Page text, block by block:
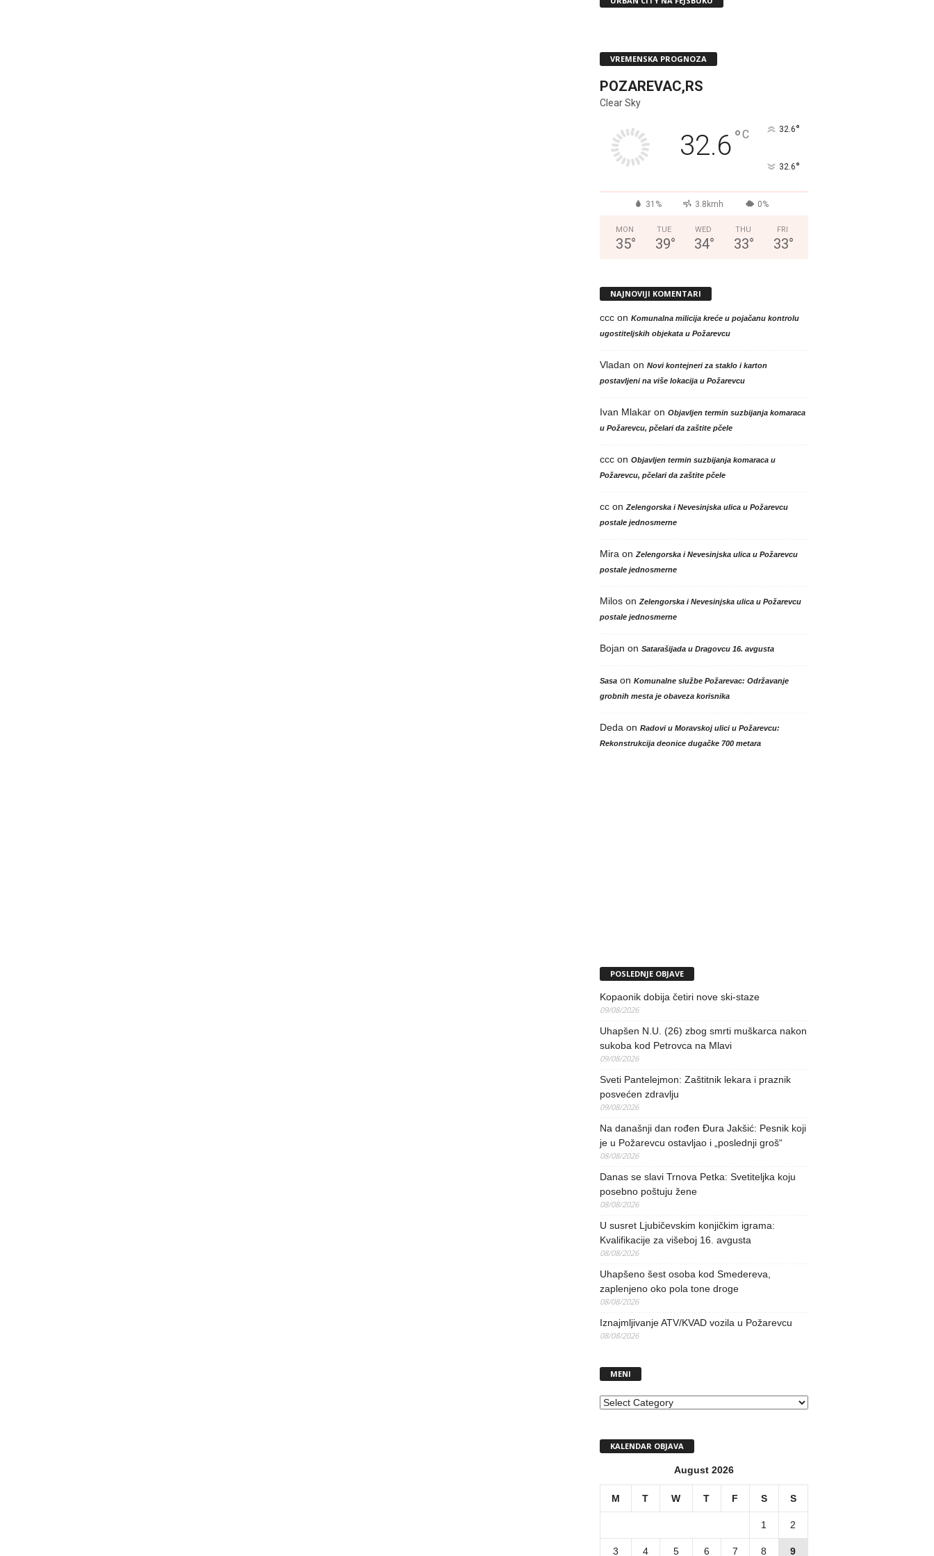
VREMENSKA PROGNOZA
POZAREVAC,RS
Clear Sky
32.6°C 32.6°
32.6°
31% 3.8kmh 0%
MON
35°
TUE
39°
WED
34°
THU
33°
FRI
33°
NAJNOVIJI KOMENTARI
cccon Komunalna milicija kreće u pojačanu kontrolu
ugostiteljskih objekata u Požarevcu
Vladan on Novi kontejneri za staklo i karton
postavljeni na više lokacija u Požarevcu
Ivan Mlakaron Objavljen termin suzbijanja komaraca
u Požarevcu, pčelari da zaštite pčele
cccon Objavljen termin suzbijanja komaraca u
Požarevcu, pčelari da zaštite pčele
ccon Zelengorska i Nevesinjska ulica u Požarevcu
postale jednosmerne
Mira on Zelengorska i Nevesinjska ulica u Požarevcu
postale jednosmerne
Miloson Zelengorska i Nevesinjska ulica u Požarevcu
postale jednosmerne
Bojan on Satarašijada u Dragovcu 16. avgusta
Sasaon Komunalne službe Požarevac: Održavanje
grobnih mesta je obaveza korisnika
Deda on Radovi u Moravskoj ulici u Požarevcu:
Rekonstrukcija deonice dugačke 700 metara
POSLEDNJE OBJAVE
Kopaonik dobija četiri nove ski-staze
09/08/2026
Uhapšen N.U. (26) zbog smrti muškarca nakon
sukoba kod Petrovca na Mlavi
09/08/2026
Sveti Pantelejmon: Zaštitnik lekara i praznik
posvećen zdravlju
09/08/2026
Na današnji dan rođen Đura Jakšić: Pesnik koji
je u Požarevcu ostavljao i „poslednji groš“
08/08/2026
Danas se slavi Trnova Petka: Svetiteljka koju
posebno poštuju žene
08/08/2026
U susret Ljubičevskim konjičkim igrama:
Kvalifikacije za višeboj 16. avgusta
08/08/2026
Uhapšeno šest osoba kod Smedereva,
zaplenjeno oko pola tone droge
08/08/2026
Iznajmljivanje ATV/KVAD vozila u Požarevcu
08/08/2026
MENI
MENI
KALENDAR OBJAVA
August 2026
M T W T F S S
1 2
3 4 5 6 7 8 9